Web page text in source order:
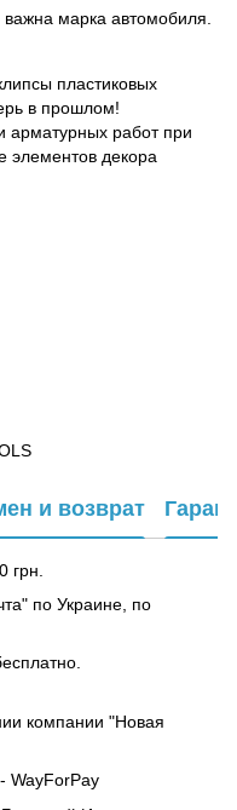
марка автомобиля.
пластиковых
в прошлом!
арматурных работ при
элементов декора
и возврат
грн.
по Украине, по
компании "Новая
WayForPay